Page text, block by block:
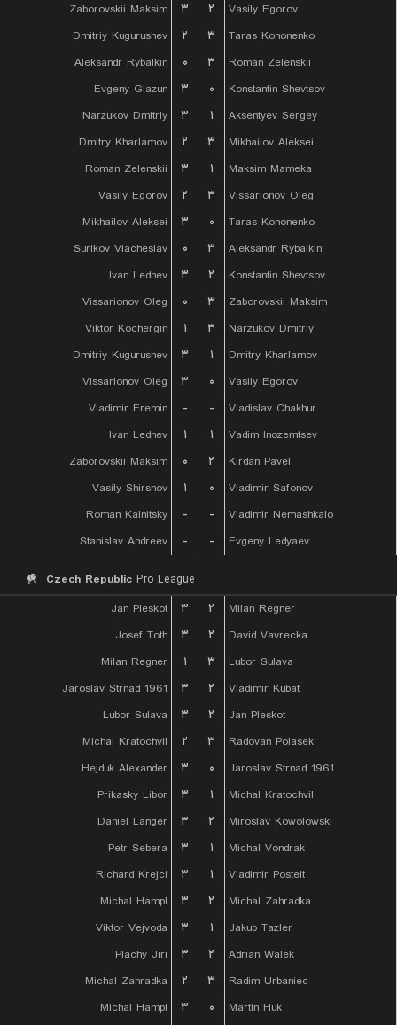
Zaborovskii Maksim
۳ ۲
Vasily Egorov
Dmitriy Kugurushev
۲ ۳
Taras Kononenko
Aleksandr Rybalkin
۰ ۳
Roman Zelenskii
Evgeny Glazun
۳ ۰
Konstantin Shevtsov
Narzukov Dmitriy
۳ ۱
Aksentyev Sergey
Dmitry Kharlamov
۲ ۳
Mikhailov Aleksei
Roman Zelenskii
۳ ۱
Maksim Mameka
Vasily Egorov
۲ ۳
Vissarionov Oleg
Mikhailov Aleksei
۳ ۰
Taras Kononenko
Surikov Viacheslav
۰ ۳
Aleksandr Rybalkin
Ivan Lednev
۳ ۲
Konstantin Shevtsov
Vissarionov Oleg
۰ ۳
Zaborovskii Maksim
Viktor Kochergin
۱ ۳
Narzukov Dmitriy
Dmitriy Kugurushev
۳ ۱
Dmitry Kharlamov
Vissarionov Oleg
۳ ۰
Vasily Egorov
Vladimir Eremin
- -
Vladislav Chakhur
Ivan Lednev
۱ ۱
Vadim Inozemtsev
Zaborovskii Maksim
۰ ۲
Kirdan Pavel
Vasily Shirshov
۱ ۰
Vladimir Safonov
Roman Kalnitsky
- -
Vladimir Nemashkalo
Stanislav Andreev
- - Evgeny Ledyaev
Czech Republic Pro League
Jan Pleskot
۳ ۲
Milan Regner
Josef Toth
۳ ۲
David Vavrecka
Milan Regner
۱ ۳
Lubor Sulava
Jaroslav Strnad 1961
۳ ۲
Vladimir Kubat
Lubor Sulava
۳ ۲
Jan Pleskot
Michal Kratochvil
۲ ۳
Radovan Polasek
Hejduk Alexander
۳ ۰
Jaroslav Strnad 1961
Prikasky Libor
۳ ۱
Michal Kratochvil
Daniel Langer
۳ ۲
Miroslav Kowolowski
Petr Sebera
۳ ۱
Michal Vondrak
Richard Krejci
۳ ۱
Vladimir Postelt
Michal Hampl
۳ ۲
Michal Zahradka
Viktor Vejvoda
۳ ۱
Jakub Tazler
Plachy Jiri
۳ ۲
Adrian Walek
Michal Zahradka
۲ ۳
Radim Urbaniec
Michal Hampl
۳ ۰
Martin Huk